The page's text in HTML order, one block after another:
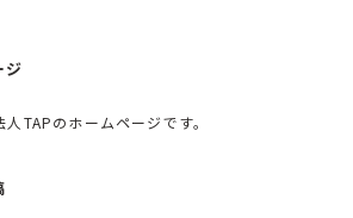
ジ
人TAPのホームページです。